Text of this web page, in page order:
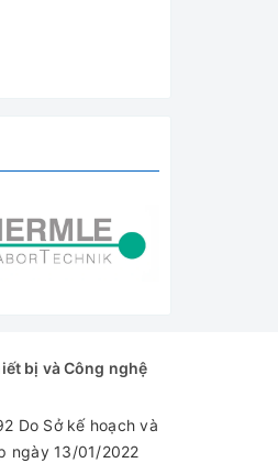
bị và Công nghệ
Do Sở kế hoạch và
ngày 13/01/2022